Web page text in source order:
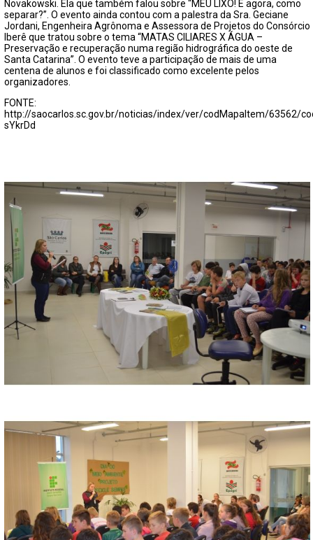
Novakowski. Ela que também falou sobre “MEU LIXO! E agora, como
separar?”. O evento ainda contou com a palestra da Sra. Geciane
Jordani, Engenheira Agrônoma e Assessora de Projetos do Consórcio
Iberê que tratou sobre o tema “MATAS CILIARES X ÁGUA –
Preservação e recuperação numa região hidrográfica do oeste de
Santa Catarina”. O evento teve a participação de mais de uma
centena de alunos e foi classificado como excelente pelos
organizadores.
FONTE:
http://saocarlos.sc.gov.br/noticias/index/ver/codMapaItem/63562/
sYkrDd